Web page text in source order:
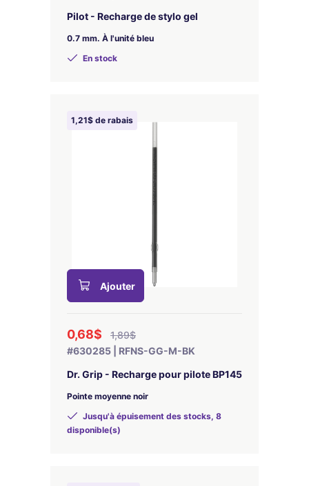
Pilot - Recharge de stylo gel
0.7 mm. À l'unité bleu
En stock
1,21$ de rabais
Ajouter
0,68$
1,89$
#630285 | RFNS-GG-M-BK
Dr. Grip - Recharge pour pilote BP145
Pointe moyenne noir
Jusqu'à épuisement des stocks, 8
disponible(s)